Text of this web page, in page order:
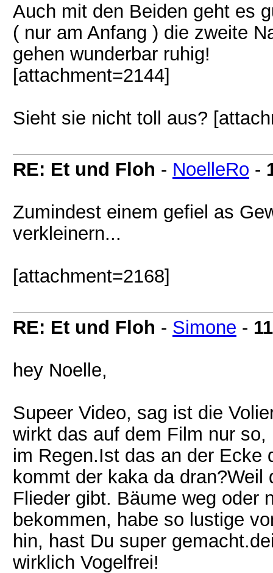
Auch mit den Beiden geht es
( nur am Anfang ) die zweite
gehen wunderbar ruhig!
[attachment=2144]
Sieht sie nicht toll aus?
RE: Et und Floh - NoelleRo -
Zumindest einem gefiel as
verkleinern...
[attachment=2168]
RE: Et und Floh - Simone -
hey Noelle,
Supeer Video, sag ist die
wirkt das auf dem Film nur
im Regen.Ist das an der Ecke
kommt der kaka da
Flieder gibt. Bäume weg oder
bekommen, habe so lustige
hin, hast Du super
wirklich Vogelfrei!